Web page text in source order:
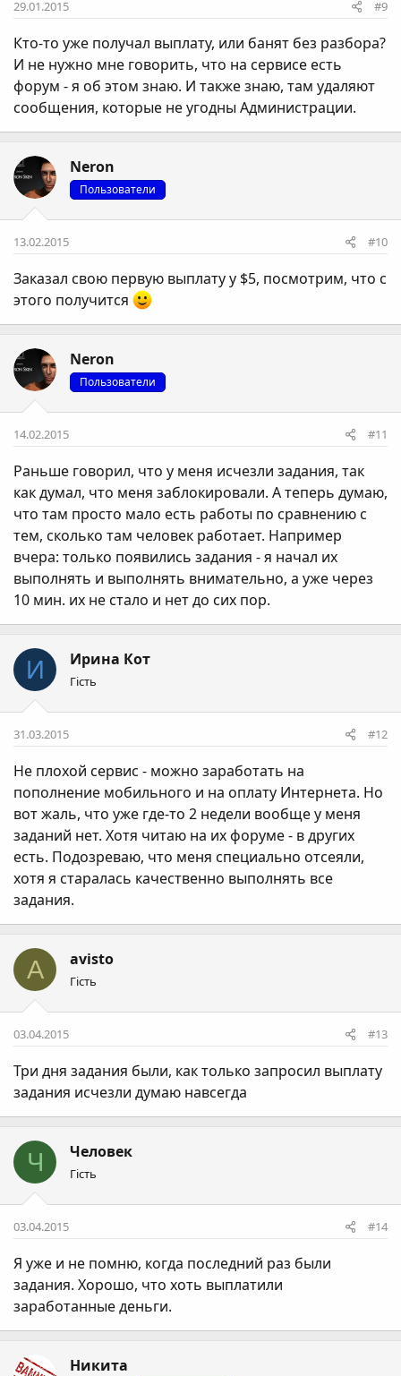
29.01.2015 #9
Кто-то уже получал выплату, или банят без разбора?
И не нужно мне говорить, что на сервисе есть
форум - я об этом знаю. И также знаю, там удаляют
сообщения, которые не угодны Администрации.
Neron
Пользователи
13.02.2015 #10
Заказал свою первую выплату у $5, посмотрим, что с
этого получится
Neron
Пользователи
14.02.2015 #11
Раньше говорил, что у меня исчезли задания, так
как думал, что меня заблокировали. А теперь думаю,
что там просто мало есть работы по сравнению с
тем, сколько там человек работает. Например
вчера: только появились задания - я начал их
выполнять и выполнять внимательно, а уже через
10 мин. их не стало и нет до сих пор.
И Ирина Кот
Гість
31.03.2015 #12
Не плохой сервис - можно заработать на
пополнение мобильного и на оплату Интернета. Но
вот жаль, что уже где-то 2 недели вообще у меня
заданий нет. Хотя читаю на их форуме - в других
есть. Подозреваю, что меня специально отсеяли,
хотя я старалась качественно выполнять все
задания.
A avisto
Гість
03.04.2015 #13
Три дня задания были, как только запросил выплату
задания исчезли думаю навсегда
Ч Человек
Гість
03.04.2015 #14
Я уже и не помню, когда последний раз были
задания. Хорошо, что хоть выплатили
заработанные деньги.
Никита